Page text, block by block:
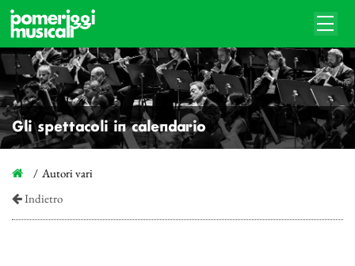
Gli spettacoli in calendario
Autori vari
Indietro